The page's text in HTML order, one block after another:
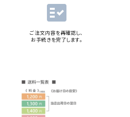
fact_check
ご注文内容を再確認し、
お手続きを完了します。